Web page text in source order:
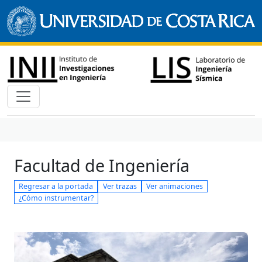
Facultad de Ingeniería
Regresar a la portada Ver trazas
Ver animaciones
¿Cómo instrumentar?